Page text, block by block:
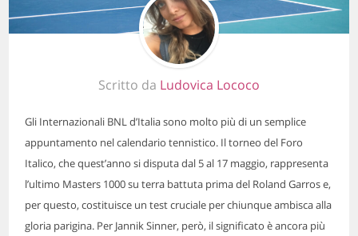
Scritto da Ludovica Lococo
Gli Internazionali BNL d’Italia sono molto più di un semplice
appuntamento nel calendario tennistico. Il torneo del Foro
Italico, che quest’anno si disputa dal 5 al 17 maggio, rappresenta
l’ultimo Masters 1000 su terra battuta prima del Roland Garros e,
per questo, costituisce un test cruciale per chiunque ambisca alla
gloria parigina. Per Jannik Sinner, però, il significato è ancora più